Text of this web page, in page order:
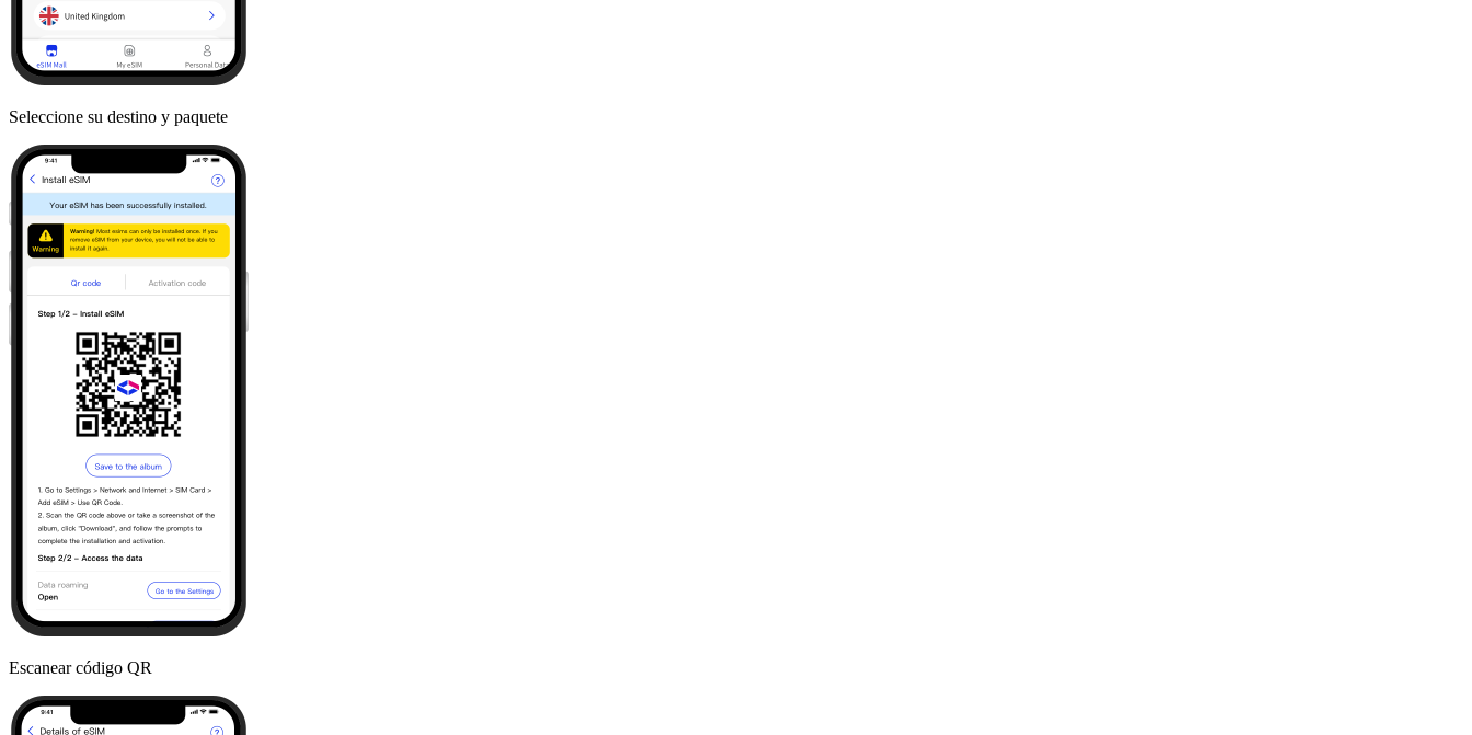
Seleccione su destino y paquete
Escanear código QR